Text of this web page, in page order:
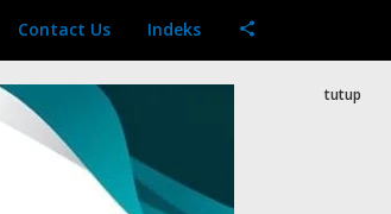
Contact Us Indeks
tutup